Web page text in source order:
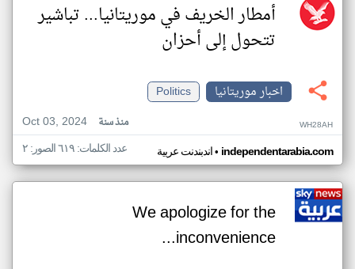
أمطار الخريف في موريتانيا... تباشير
تتحول إلى أحزان
اخبار موريتانيا
Politics
Oct 03, 2024
منذ سنة WH28AH
اندبندنت عربية• independentarabia.com عدد الكلمات: ٦١٩ الصور: ٢
We apologize for the
inconvenience...